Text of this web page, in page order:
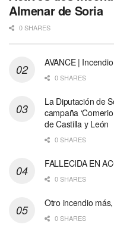
Almenar de Soria
0 SHARES
AVANCE |
0 SHARES
La Diputación de
campaña
de Castilla y León
0 SHARES
FALLECIDA EN
0 SHARES
Otro incendio
0 SHARES